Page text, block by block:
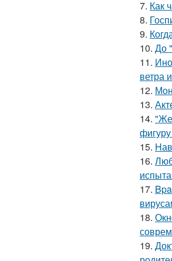
7. Как
8.
9.
10. До
11.
ветра
12.
13.
14.
15.
16.
17.
18.
19.